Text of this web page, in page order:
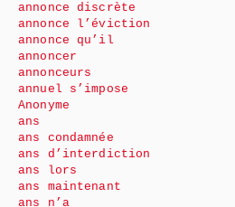
annonce discrète
annonce l’éviction
annonce qu’il
annoncer
annonceurs
annuel s’impose
Anonyme
ans
ans condamnée
ans d’interdiction
ans lors
ans maintenant
ans n’a